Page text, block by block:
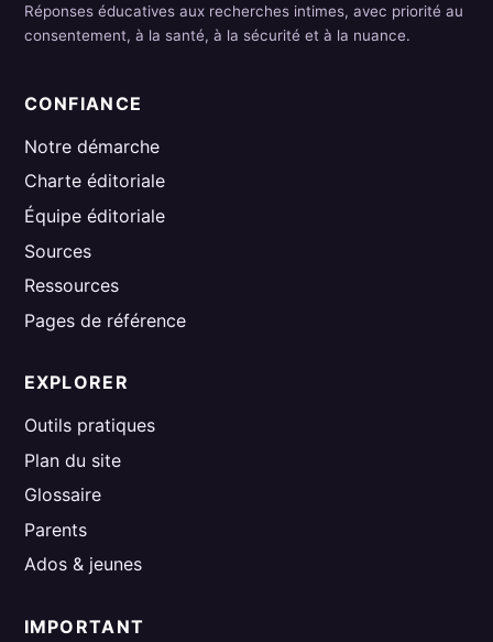
Réponses éducatives aux recherches intimes, avec priorité au
consentement, à la santé, à la sécurité et à la nuance.
CONFIANCE
Notre démarche
Charte éditoriale
Équipe éditoriale
Sources
Ressources
Pages de référence
EXPLORER
Outils pratiques
Plan du site
Glossaire
Parents
Ados & jeunes
IMPORTANT